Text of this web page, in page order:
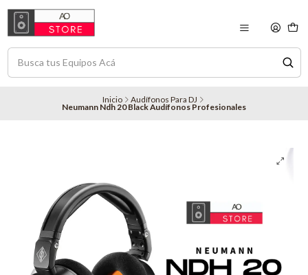
Inicio Audífonos Para DJ
Neumann Ndh 20 Black Audífonos Profesionales